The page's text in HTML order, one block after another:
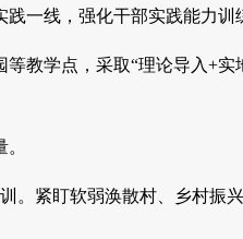
一线，强化干部实践能力训
教学点，采取“理论导入+实
。紧盯软弱涣散村、乡村振